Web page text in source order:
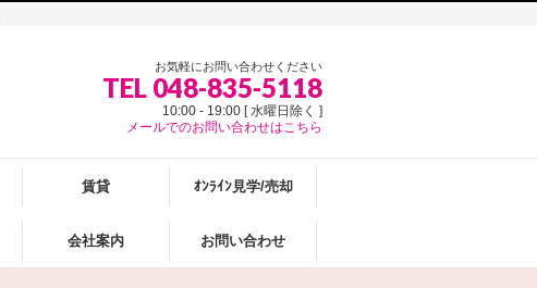
お気軽にお問い合わせください
TEL 048-835-5118
10:00 - 19:00 [ 水曜日除く ]
メールでのお問い合わせはこちら
賃貸 ｵﾝﾗｲﾝ見学/売却
会社案内 お問い合わせ